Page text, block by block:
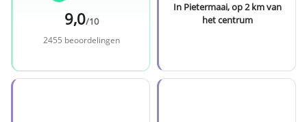
9,0/10
2455 beoordelingen
In Pietermaai, op 2 km van
het centrum